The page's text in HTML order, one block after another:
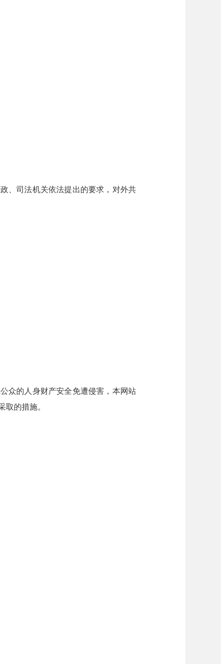
司法机关依法提出的要求，对外共
的人身财产安全免遭侵害，本网站
的措施。